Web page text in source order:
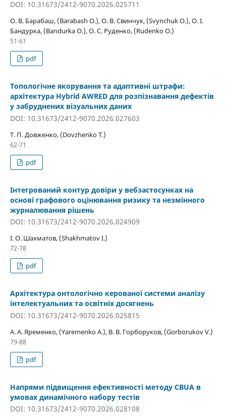
DOI: 10.31673/2412-9070.2026.025711
О. В. Барабаш, (Barabash O.), О. В. Свинчук, (Svynchuk O.), О. І.
Бандурка, (Bandurka O.), О. С. Руденко, (Rudenko O.)
51-61
pdf
Топологічне якорування та адаптивні штрафи:
архітектура Hybrid AWRED для розпізнавання дефектів
у забруднених візуальних даних
DOI: 10.31673/2412-9070.2026.027603
Т. П. Довженко, (Dovzhenko T.)
62-71
pdf
Інтегрований контур довіри у вебзастосунках на
основі графового оцінювання ризику та незмінного
журналювання рішень
DOI: 10.31673/2412-9070.2026.024909
І. О. Шахматов, (Shakhmatov I.)
72-78
pdf
Архітектура онтологічно керованої системи аналізу
інтелектуальних та освітніх досягнень
DOI: 10.31673/2412-9070.2026.025815
А. А. Яременко, (Yaremenko A.), В. В. Горборуков, (Gorborukov V.)
79-88
pdf
Напрями підвищення ефективності методу CBUA в
умовах динамічного набору тестів
DOI: 10.31673/2412-9070.2026.028108